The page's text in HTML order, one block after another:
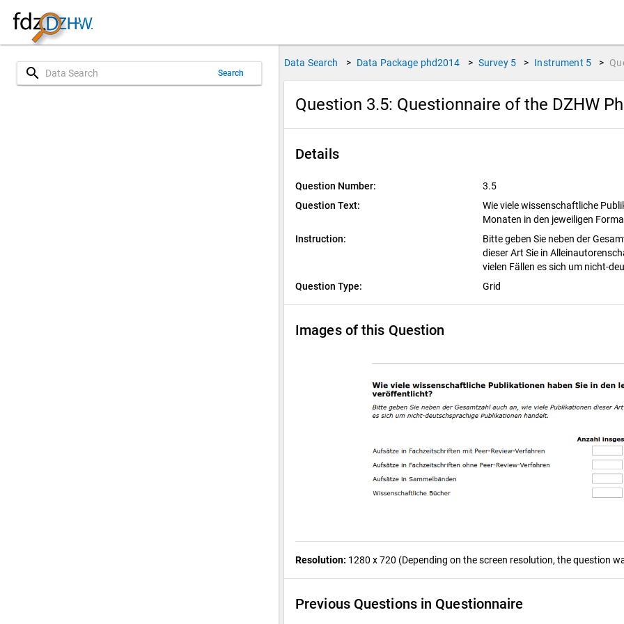
search Search
Data Search > Data Package phd2014 > Survey 5 > Instrument 5 >
Question 3.5: Questionnaire of the DZHW
Details
Question Number:
3.5
Question Text:
Wie viele wissenschaftliche
Monaten in den jeweiligen
Instruction:
Bitte geben Sie neben der
dieser Art Sie in
vielen Fällen es sich um nicht-
Question Type:
Grid
Images of this Question
Resolution: 1280 x 720 (Depending on the screen resolution, the question
Previous Questions in Questionnaire